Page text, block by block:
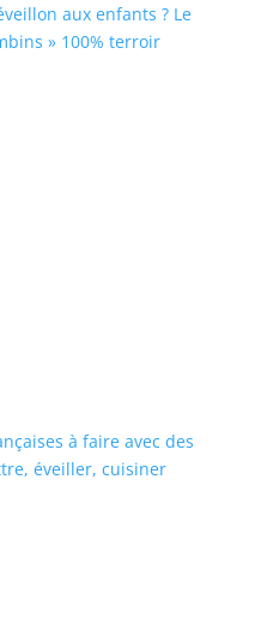
aux enfants ? Le
» 100% terroir
à faire avec des
éveiller, cuisiner